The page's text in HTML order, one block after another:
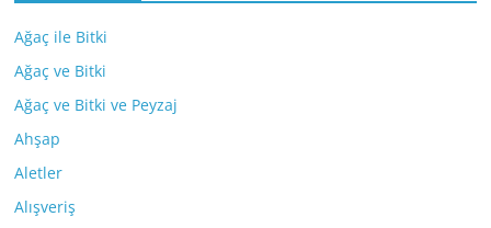
Ağaç ile Bitki
Ağaç ve Bitki
Ağaç ve Bitki ve Peyzaj
Ahşap
Aletler
Alışveriş